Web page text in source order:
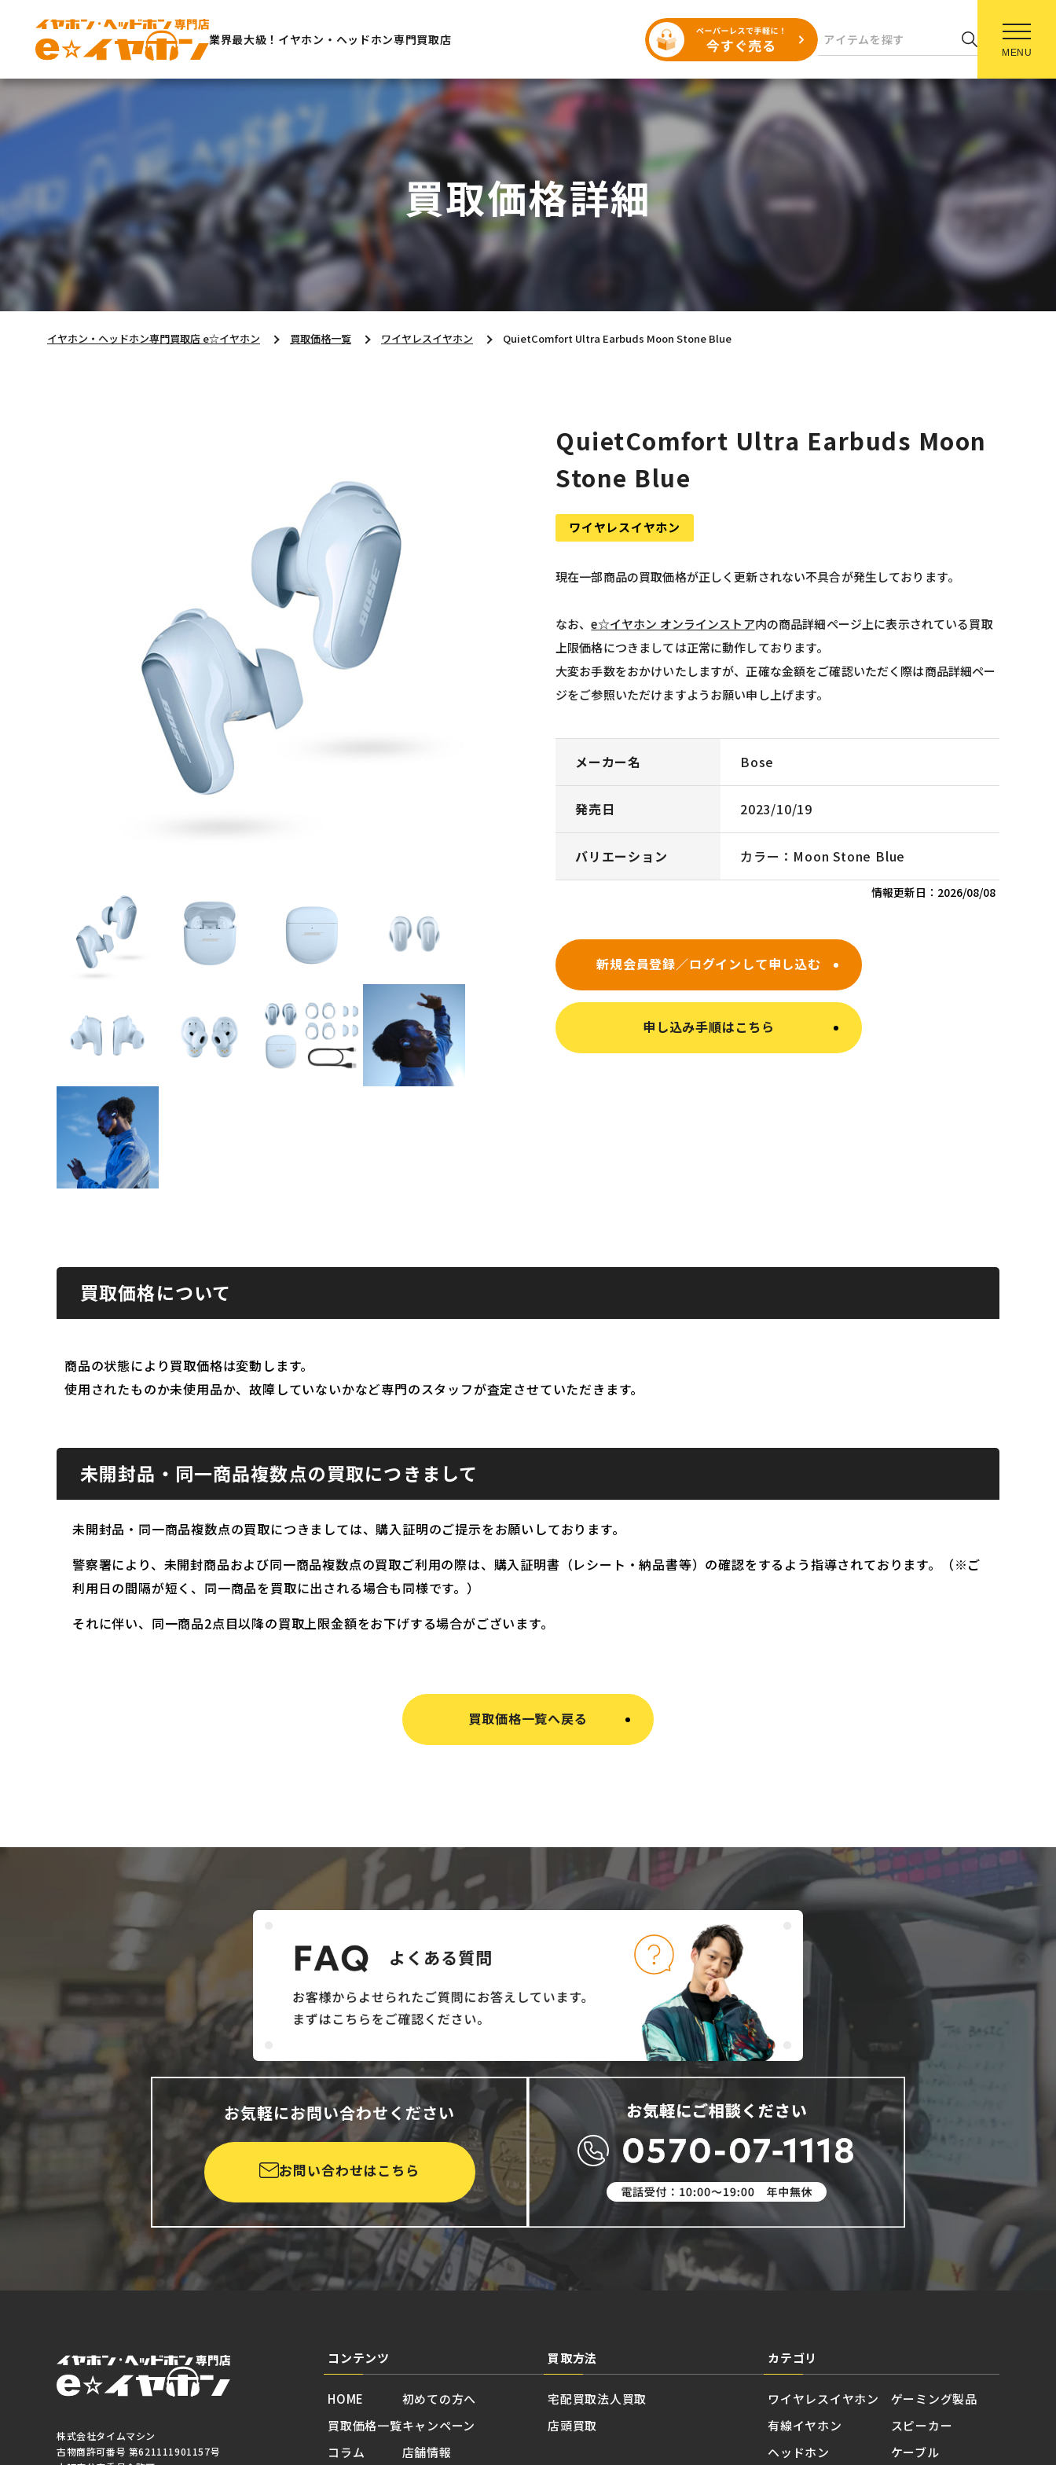
業界最大級！イヤホン・ヘッドホン専門買取店
MENU
買取価格詳細
イヤホン・ヘッドホン専門買取店 e☆イヤホン 買取価格一覧 ワイヤレスイヤホン QuietComfort Ultra Earbuds Moon Stone Blue
QuietComfort Ultra Earbuds Moon
Stone Blue
ワイヤレスイヤホン
現在一部商品の買取価格が正しく更新されない不具合が発生しております。
なお、e☆イヤホン オンラインストア内の商品詳細ページ上に表示されている買取
上限価格につきましては正常に動作しております。
大変お手数をおかけいたしますが、正確な金額をご確認いただく際は商品詳細ペー
ジをご参照いただけますようお願い申し上げます。
メーカー名 Bose
発売日 2023/10/19
バリエーション カラー：Moon Stone Blue
情報更新日： 2026/08/08
新規会員登録／ログインして申し込む
申し込み手順はこちら
買取価格について
商品の状態により買取価格は変動します。
使用されたものか未使用品か、故障していないかなど専門のスタッフが査定させていただきます。
未開封品・同一商品複数点の買取につきまして
未開封品・同一商品複数点の買取につきましては、購入証明のご提示をお願いしております。
警察署により、未開封商品および同一商品複数点の買取ご利用の際は、購入証明書（レシート・納品書等）の確認をするよう指導されております。（※ご
利用日の間隔が短く、同一商品を買取に出される場合も同様です。）
それに伴い、同一商品2点目以降の買取上限金額をお下げする場合がございます。
買取価格一覧へ戻る
お気軽にお問い合わせください
お問い合わせはこちら
株式会社タイムマシン
古物商許可番号 第621111901157号
コンテンツ
HOME
買取価格一覧
コラム
初めての方へ
キャンペーン
店舗情報
買取方法
宅配買取
店頭買取
法人買取
カテゴリ
ワイヤレスイヤホン
有線イヤホン
ヘッドホン
ゲーミング製品
スピーカー
ケーブル